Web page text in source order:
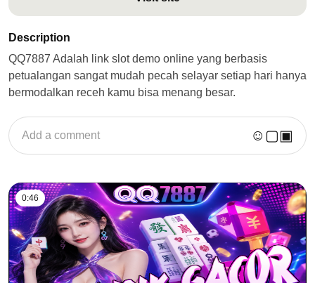
Description
QQ7887 Adalah link slot demo online yang berbasis
petualangan sangat mudah pecah selayar setiap hari hanya
bermodalkan receh kamu bisa menang besar.
Add a comment ☺ ▢▣
0:46